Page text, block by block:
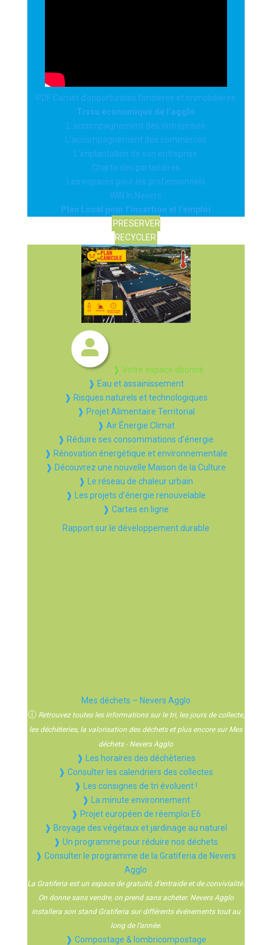
PDF Carnet d’opportunités foncières et immobilières
Tissu économique de l’agglo
L’accompagnement des entreprises
L’accompagnement des commerces
L’implantation de son entreprise
Charte des partenaires
Les espaces pour les professionnels
WIN In Nevers
Plan Local pour l’insertion et l’emploi
PRESERVER
RECYCLER
❱ Votre espace abonné
❱ Eau et assainissement
❱ Risques naturels et technologiques
❱ Projet Alimentaire Territorial
❱ Air Énergie Climat
❱ Réduire ses consommations d’énergie
❱ Rénovation énergétique et environnementale
❱ Découvrez une nouvelle Maison de la Culture
❱ Le réseau de chaleur urbain
❱ Les projets d’énergie renouvelable
❱ Cartes en ligne
Rapport sur le développement durable
Mes déchets – Nevers Agglo
ⓘ Retrouvez toutes les informations sur le tri, les jours de collecte,
les déchèteries, la valorisation des déchets et plus encore sur Mes
déchets - Nevers Agglo
❱ Les horaires des déchèteries
❱ Consulter les calendriers des collectes
❱ Les consignes de tri évoluent !
❱ La minute environnement
❱ Projet européen de réemploi E6
❱ Broyage des végétaux et jardinage au naturel
❱ Un programme pour réduire nos déchets
❱ Consulter le programme de la Gratiferia de Nevers
Agglo
La Gratiferia est un espace de gratuité, d’entraide et de convivialité.
On donne sans vendre, on prend sans acheter. Nevers Agglo
installera son stand Gratiferia sur différents événements tout au
long de l’année.
❱ Compostage & lombricompostage